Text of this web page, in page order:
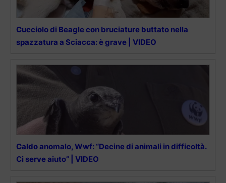
Cucciolo di Beagle con bruciature buttato nella
spazzatura a Sciacca: è grave | VIDEO
Caldo anomalo, Wwf: “Decine di animali in difficoltà.
Ci serve aiuto” | VIDEO